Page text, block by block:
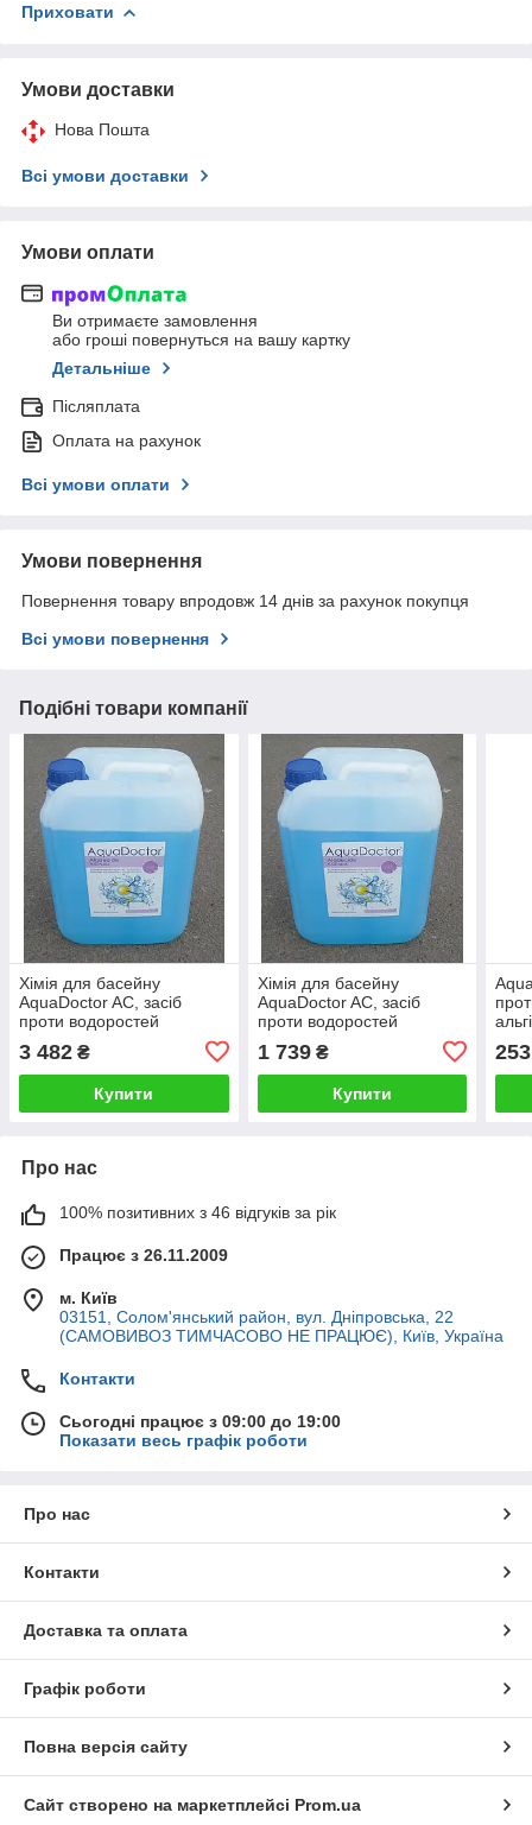
Приховати
Умови доставки
Нова Пошта
Всі умови доставки
Умови оплати
Ви отримаєте замовлення
або гроші повернуться на вашу картку
Детальніше
Післяплата
Оплата на рахунок
Всі умови оплати
Умови повернення
Повернення товару впродовж 14 днів за рахунок покупця
Всі умови повернення
Подібні товари компанії
Хімія для басейну
AquaDoctor AC, засіб
проти водоростей
3 482 ₴
Купити
Хімія для басейну
AquaDoctor AC, засіб
проти водоростей
1 739₴
Купити
253
Про нас
100% позитивних з 46 відгуків за рік
Працює з 26.11.2009
м. Київ
03151, Солом'янський район, вул. Дніпровська, 22
(САМОВИВОЗ ТИМЧАСОВО НЕ ПРАЦЮЄ), Київ, Україна
Контакти
Сьогодні працює з 09:00 до 19:00
Показати весь графік роботи
Про нас
Контакти
Доставка та оплата
Графік роботи
Повна версія сайту
Сайт створено на маркетплейсі Prom.ua